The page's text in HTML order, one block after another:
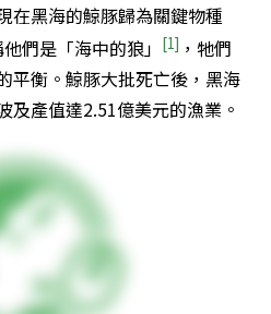
在黑海的鯨豚歸為關鍵物種
們是「海中的狼」 [1] ，牠們
平衡。鯨豚大批死亡後，黑海
及產值達2.51億美元的漁業。